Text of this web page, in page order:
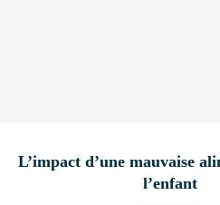
L’impact d’une mauvaise
l’enfant